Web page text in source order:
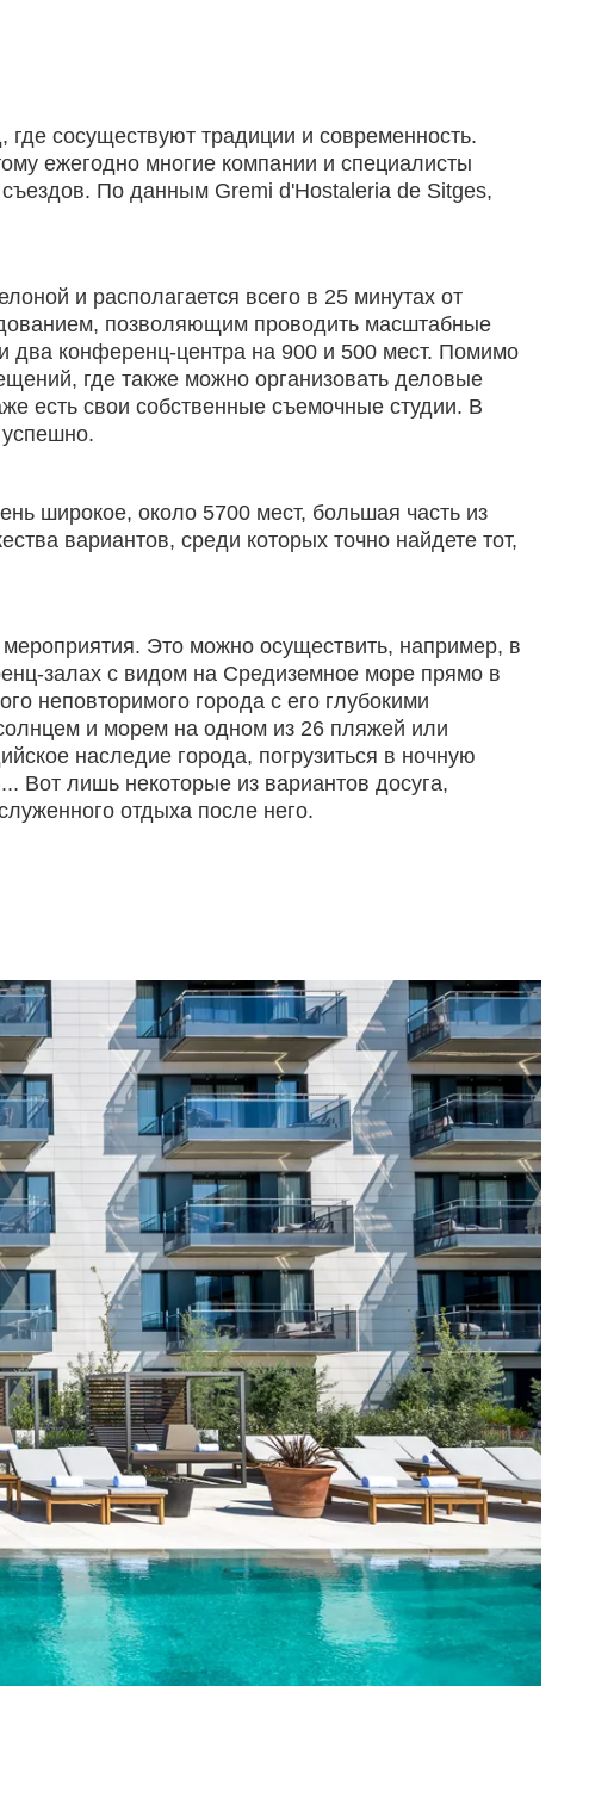
сосуществуют традиции и современность.
ежегодно многие компании и специалисты
По данным Gremi d'Hostaleria de Sitges,
и располагается всего в 25 минутах от
позволяющим проводить масштабные
два конференц-центра на 900 и 500 мест. Помимо
где также можно организовать деловые
есть свои собственные съемочные студии. В
широкое, около 5700 мест, большая часть из
вариантов, среди которых точно найдете тот,
Это можно осуществить, например, в
залах с видом на Средиземное море прямо в
неповторимого города с его глубокими
и морем на одном из 26 пляжей или
наследие города, погрузиться в ночную
Вот лишь некоторые из вариантов досуга,
отдыха после него.